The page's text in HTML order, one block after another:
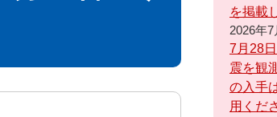
を掲載
2026年
7月28
震を観
の入手
用くだ